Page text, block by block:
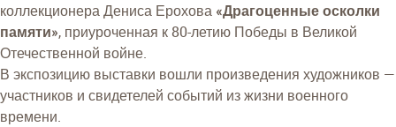
коллекционера Дениса Ерохова «Драгоценные осколки
памяти», приуроченная к 80-летию Победы в Великой
Отечественной войне.
В экспозицию выставки вошли произведения художников —
участников и свидетелей событий из жизни военного
времени.